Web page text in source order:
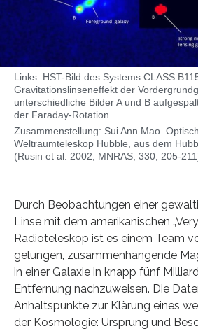
Links: HST-Bild des Systems CLASS
Gravitationslinseneffekt der
unterschiedliche Bilder A und B
der Faraday-Rotation.
Zusammenstellung: Sui Ann Mao.
Weltraumteleskop Hubble, aus dem
(Rusin et al. 2002, MNRAS, 330, 205-
Durch Beobachtungen einer
Linse mit dem amerikanischen
Radioteleskop ist es einem Team
gelungen, zusammenhängende
in einer Galaxie in knapp fünf
Entfernung nachzuweisen. Die
Anhaltspunkte zur Klärung eines
der Kosmologie: Ursprung und